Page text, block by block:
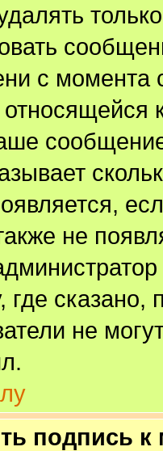
с
относящейся
не
где
не
подпись